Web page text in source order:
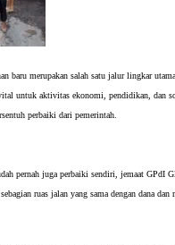
baru merupakan salah satu jalur lingkar
untuk aktivitas ekonomi, pendidikan, dan
perbaiki dari pemerintah.
pernah juga perbaiki sendiri, jemaat GPdI
ruas jalan yang sama dengan dana dan